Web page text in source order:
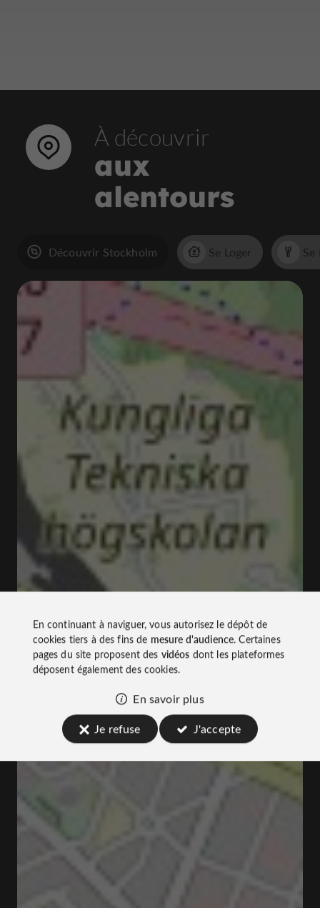
À découvrir
aux
alentours
Découvrir Stockholm Se Loger Se
En continuant à naviguer, vous autorisez le dépôt de
cookies tiers à des fins de mesure d'audience. Certaines
pages du site proposent des vidéos dont les plateformes
déposent également des cookies.
En savoir plus
Je refuse
J'accepte